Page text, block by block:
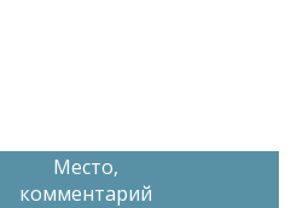
Место,
комментарий